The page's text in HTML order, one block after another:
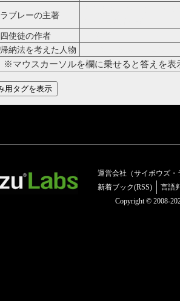
ラブレーの主著
四使徒の作者
帰納法を考えた人物
※マウスカーソルを欄に乗せると答えを表
運営会社（サイボウズ・
新着ブック(RSS)
言語
Copyright © 2008-